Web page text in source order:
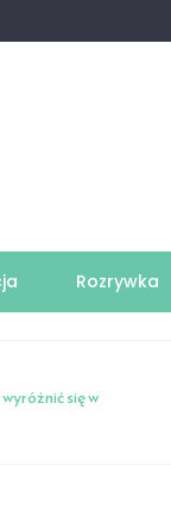
Rozrywka
się w